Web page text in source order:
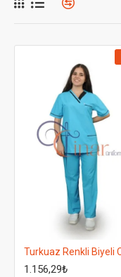
1.156,29₺